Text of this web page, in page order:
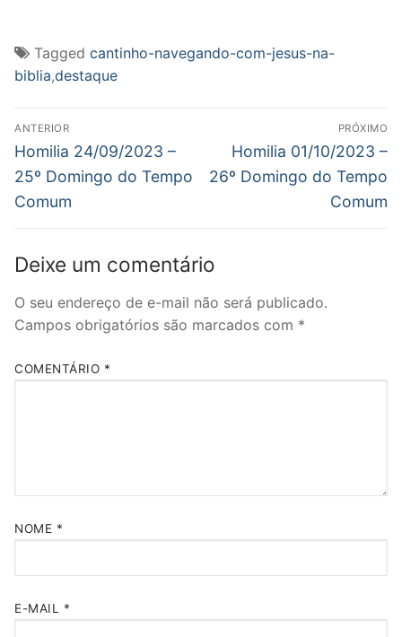
nova
janela)
nova
janela)
nova
janela)
e-
mail
Tagged cantinho-navegando-com-jesus-na-
biblia,destaque
Navegação
de
Post
ANTERIOR
Post
anterior:
Homilia 24/09/2023 –
25º Domingo do Tempo
Comum
PRÓXIMO
Próximo
post:
Homilia 01/10/2023 –
26º Domingo do Tempo
Comum
Deixe um comentário
O seu endereço de e-mail não será publicado.
Campos obrigatórios são marcados com *
COMENTÁRIO *
NOME *
E-MAIL *